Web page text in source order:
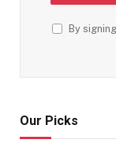
By
Our Picks